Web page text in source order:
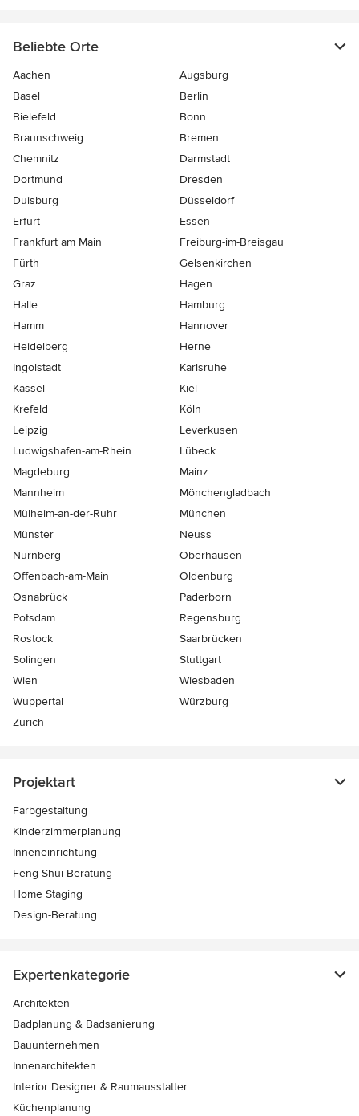
Beliebte Orte
Aachen
Augsburg
Basel
Berlin
Bielefeld
Bonn
Braunschweig
Bremen
Chemnitz
Darmstadt
Dortmund
Dresden
Duisburg
Düsseldorf
Erfurt
Essen
Frankfurt am Main
Freiburg-im-Breisgau
Fürth
Gelsenkirchen
Graz
Hagen
Halle
Hamburg
Hamm
Hannover
Heidelberg
Herne
Ingolstadt
Karlsruhe
Kassel
Kiel
Krefeld
Köln
Leipzig
Leverkusen
Ludwigshafen-am-Rhein
Lübeck
Magdeburg
Mainz
Mannheim
Mönchen­gladbach
Mülheim-an-der-Ruhr
München
Münster
Neuss
Nürnberg
Oberhausen
Offenbach-am-Main
Oldenburg
Osnabrück
Paderborn
Potsdam
Regensburg
Rostock
Saarbrücken
Solingen
Stuttgart
Wien
Wiesbaden
Wuppertal
Würzburg
Zürich
Projektart
Farbgestaltung
Kinderzimmerplanung
Inneneinrichtung
Feng Shui Beratung
Home Staging
Design-Beratung
Expertenkategorie
Architekten
Badplanung & Badsanierung
Bauunternehmen
Innenarchitekten
Interior Designer & Raumausstatter
Küchenplanung